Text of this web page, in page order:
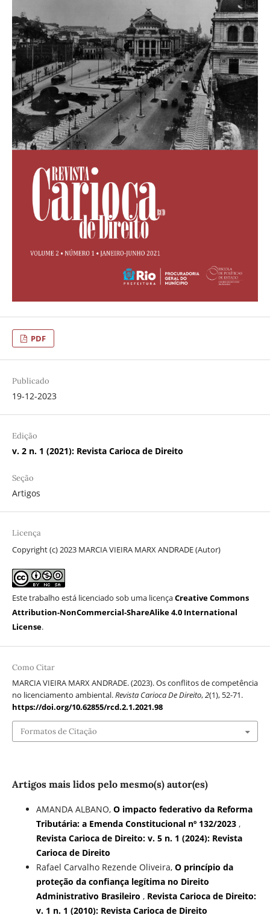
PDF
Publicado
19-12-2023
Edição
v. 2 n. 1 (2021): Revista Carioca de Direito
Seção
Artigos
Licença
Copyright (c) 2023 MARCIA VIEIRA MARX ANDRADE (Autor)
Este trabalho está licenciado sob uma licençaCreative Commons
Attribution-NonCommercial-ShareAlike 4.0 International
License.
Como Citar
MARCIA VIEIRA MARX ANDRADE. (2023). Os conflitos de competência
no licenciamento ambiental.Revista Carioca De Direito,2(1), 52-71.
https://doi.org/10.62855/rcd.2.1.2021.98
Formatos de Citação
Artigos mais lidos pelo mesmo(s) autor(es)
AMANDA ALBANO, O impacto federativo da Reforma
Tributária: a Emenda Constitucional nº 132/2023 ,
Revista Carioca de Direito: v. 5 n. 1 (2024): Revista
Carioca de Direito
Rafael Carvalho Rezende Oliveira, O princípio da
proteção da confiança legítima no Direito
Administrativo Brasileiro , Revista Carioca de Direito:
v. 1 n. 1 (2010): Revista Carioca de Direito